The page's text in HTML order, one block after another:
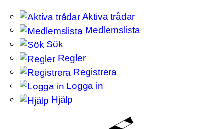
Aktiva trådar
Medlemslista
Sök
Regler
Registrera
Logga in
Hjälp